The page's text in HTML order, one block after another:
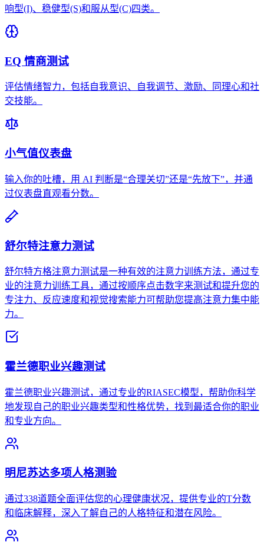
响型(I)、稳健型(S)和服从型(C)四类。
EQ 情商测试
评估情绪智力，包括自我意识、自我调节、激励、同理心和社
交技能。
小气值仪表盘
输入你的吐槽，用 AI 判断是“合理关切”还是“先放下”，并通
过仪表盘直观看分数。
舒尔特注意力测试
舒尔特方格注意力测试是一种有效的注意力训练方法，通过专
业的注意力训练工具，通过按顺序点击数字来测试和提升您的
专注力、反应速度和视觉搜索能力可帮助您提高注意力集中能
力。
霍兰德职业兴趣测试
霍兰德职业兴趣测试，通过专业的RIASEC模型，帮助你科学
地发现自己的职业兴趣类型和性格优势，找到最适合你的职业
和专业方向。
明尼苏达多项人格测验
通过338道题全面评估您的心理健康状况，提供专业的T分数
和临床解释，深入了解自己的人格特征和潜在风险。